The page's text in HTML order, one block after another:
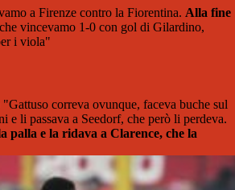
a Firenze contro la Fiorentina. Alla fine
vincevamo 1-0 con gol di Gilardino,
i viola"
correva ovunque, faceva buche sul
e li passava a Seedorf, che però li perdeva.
palla e la ridava a Clarence, che la